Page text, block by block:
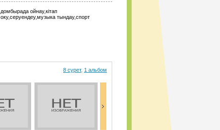
домбырада ойнау,кітап
оку,серуендеу,музыка тындау,спорт
8 сурет, 1 альбом